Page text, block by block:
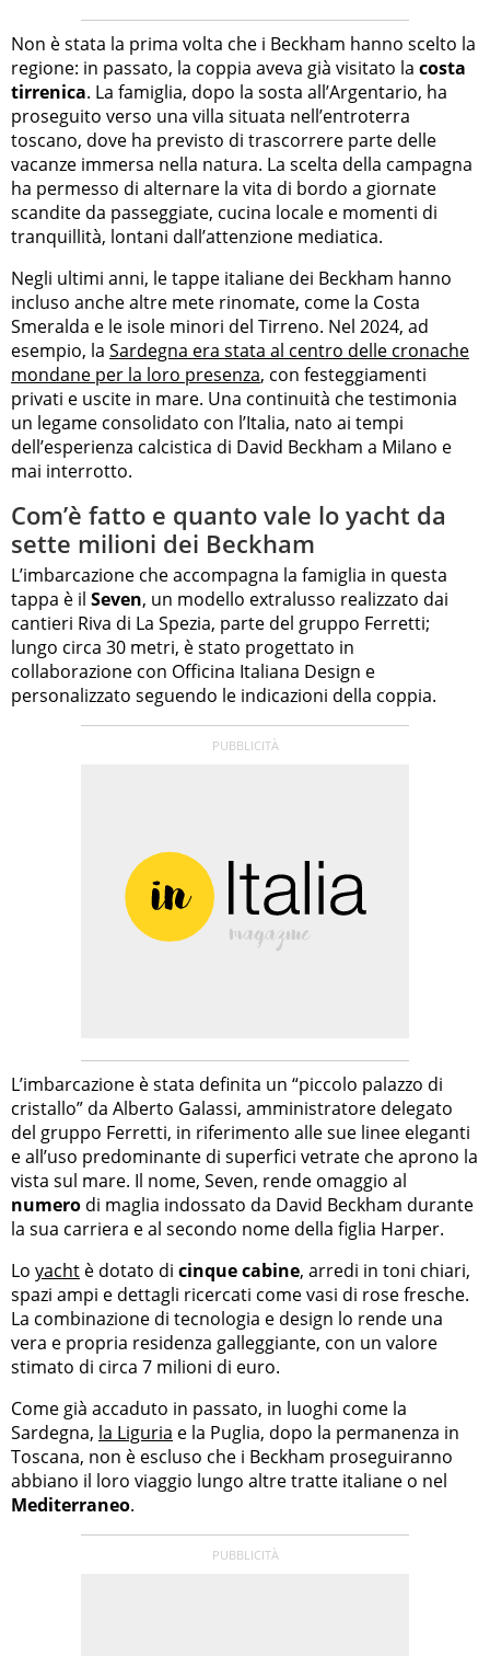
Non è stata la prima volta che i Beckham hanno scelto la
regione: in passato, la coppia aveva già visitato la costa
tirrenica. La famiglia, dopo la sosta all’Argentario, ha
proseguito verso una villa situata nell’entroterra
toscano, dove ha previsto di trascorrere parte delle
vacanze immersa nella natura. La scelta della campagna
ha permesso di alternare la vita di bordo a giornate
scandite da passeggiate, cucina locale e momenti di
tranquillità, lontani dall’attenzione mediatica.
Negli ultimi anni, le tappe italiane dei Beckham hanno
incluso anche altre mete rinomate, come la Costa
Smeralda e le isole minori del Tirreno. Nel 2024, ad
esempio, la Sardegna era stata al centro delle cronache
mondane per la loro presenza, con festeggiamenti
privati e uscite in mare. Una continuità che testimonia
un legame consolidato con l’Italia, nato ai tempi
dell’esperienza calcistica di David Beckham a Milano e
mai interrotto.
Com’è fatto e quanto vale lo yacht da
sette milioni dei Beckham
L’imbarcazione che accompagna la famiglia in questa
tappa è il Seven, un modello extralusso realizzato dai
cantieri Riva di La Spezia, parte del gruppo Ferretti;
lungo circa 30 metri, è stato progettato in
collaborazione con Officina Italiana Design e
personalizzato seguendo le indicazioni della coppia.
L’imbarcazione è stata definita un “piccolo palazzo di
cristallo” da Alberto Galassi, amministratore delegato
del gruppo Ferretti, in riferimento alle sue linee eleganti
e all’uso predominante di superfici vetrate che aprono la
vista sul mare. Il nome, Seven, rende omaggio al
numero di maglia indossato da David Beckham durante
la sua carriera e al secondo nome della figlia Harper.
Lo yacht è dotato di cinque cabine, arredi in toni chiari,
spazi ampi e dettagli ricercati come vasi di rose fresche.
La combinazione di tecnologia e design lo rende una
vera e propria residenza galleggiante, con un valore
stimato di circa 7 milioni di euro.
Come già accaduto in passato, in luoghi come la
Sardegna, la Liguria e la Puglia, dopo la permanenza in
Toscana, non è escluso che i Beckham proseguiranno
abbiano il loro viaggio lungo altre tratte italiane o nel
Mediterraneo.